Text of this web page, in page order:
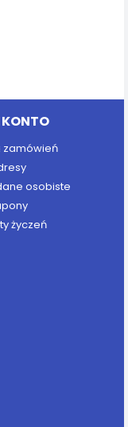
zamówień
osobiste
życzeń